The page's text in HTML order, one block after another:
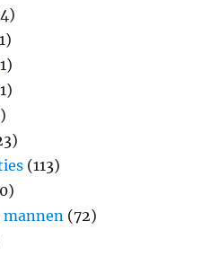
(113)
mannen (72)